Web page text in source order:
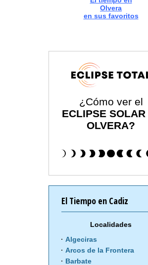
Olvera
en sus favoritos
¿Cómo ver el
ECLIPSE SOLAR
OLVERA?
El Tiempo en Cadiz
Localidades
Algeciras
Arcos de la Frontera
Barbate